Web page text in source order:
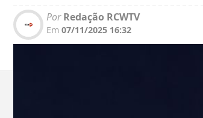
PorRedação RCWTV
Em 07/11/2025 16:32